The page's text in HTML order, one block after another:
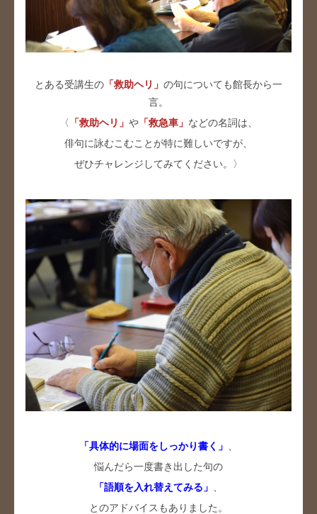
とある受講生の 「救助ヘリ」 の句についても館長から一
言。
〈
「救助ヘリ」 や 「救急車」 などの名詞は、
俳句に詠むこむことが特に難しいですが、
ぜひチャレンジしてみてください。〉
「具体的に場面をしっかり書く」
悩んだら一度書き出した句の
「語順を入れ替えてみる」
とのアドバイスもありました。